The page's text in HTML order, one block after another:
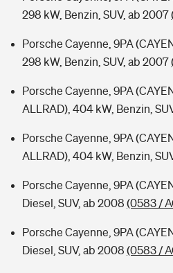
298 kW, Benzin, SUV, ab 2007
Porsche Cayenne, 9PA
298 kW, Benzin, SUV, ab 2007
Porsche Cayenne, 9PA
ALLRAD), 404 kW, Benzin,
Porsche Cayenne, 9PA
ALLRAD), 404 kW, Benzin,
Porsche Cayenne, 9PA
Diesel, SUV, ab 2008 (0583 /
Porsche Cayenne, 9PA
Diesel, SUV, ab 2008 (0583 /